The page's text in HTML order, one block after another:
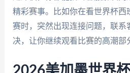
精彩赛事。比如你在看世界杯西
赛时，突然出现连接问题，联系
决，让你继续观看比赛的高潮部